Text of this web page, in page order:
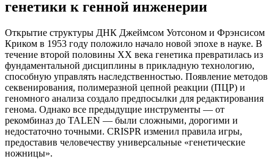
генетики к генной инженерии
Открытие структуры ДНК Джеймсом Уотсоном и Фрэнсисом
Криком в 1953 году положило начало новой эпохе в науке. В
течение второй половины XX века генетика превратилась из
фундаментальной дисциплины в прикладную технологию,
способную управлять наследственностью. Появление методов
секвенирования, полимеразной цепной реакции (ПЦР) и
геномного анализа создало предпосылки для редактирования
генома. Однако все предыдущие инструменты — от
рекомбиназ до TALEN — были сложными, дорогими и
недостаточно точными. CRISPR изменил правила игры,
предоставив человечеству универсальные «генетические
ножницы».